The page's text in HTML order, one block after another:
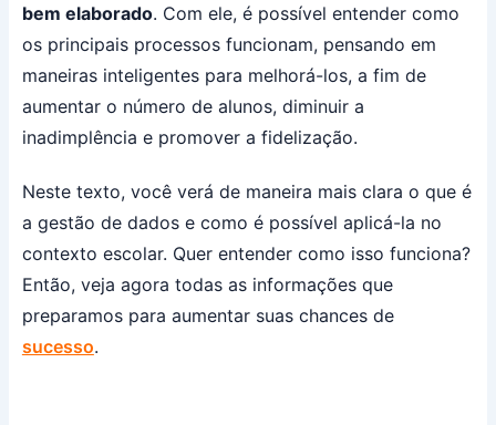
bem elaborado. Com ele, é possível entender como
os principais processos funcionam, pensando em
maneiras inteligentes para melhorá-los, a fim de
aumentar o número de alunos, diminuir a
inadimplência e promover a fidelização.
Neste texto, você verá de maneira mais clara o que é
a gestão de dados e como é possível aplicá-la no
contexto escolar. Quer entender como isso funciona?
Então, veja agora todas as informações que
preparamos para aumentar suas chances de
sucesso.